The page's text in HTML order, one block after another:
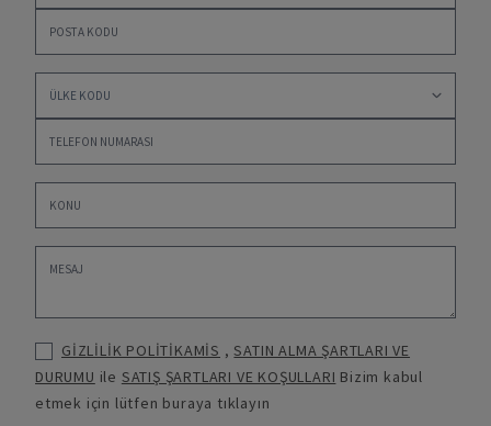
GİZLİLİK POLİTİKAMİS ,SATIN ALMA ŞARTLARI VE
DURUMU ile SATIŞ ŞARTLARI VE KOŞULLARI Bizim kabul
etmek için lütfen buraya tıklayın